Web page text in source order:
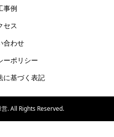
事例
セス
合わせ
ーポリシー
に基づく表記
. All Rights Reserved.